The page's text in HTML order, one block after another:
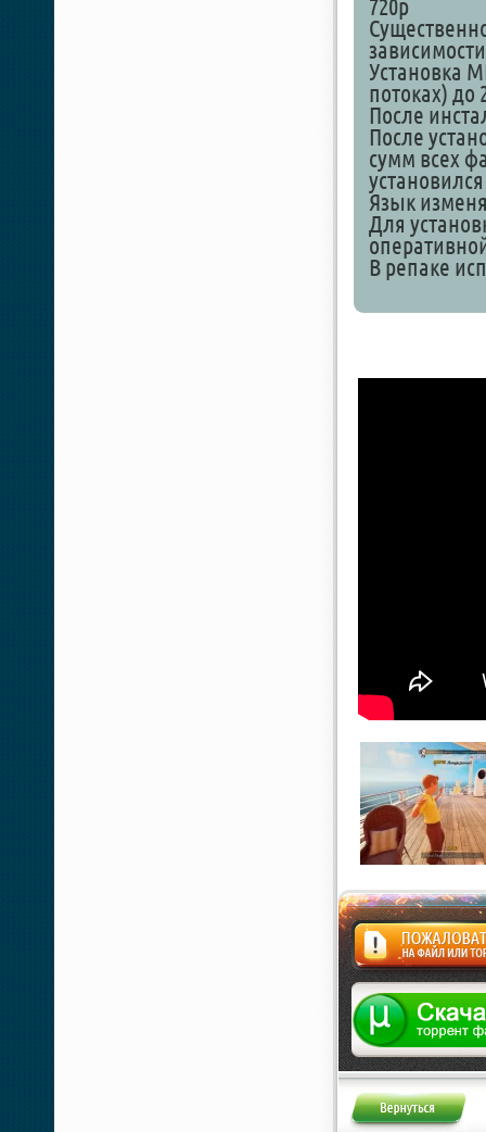
720p
Установка
потоках) до
После
После
сумм всех
Язык
Для
В репаке
Жалоба